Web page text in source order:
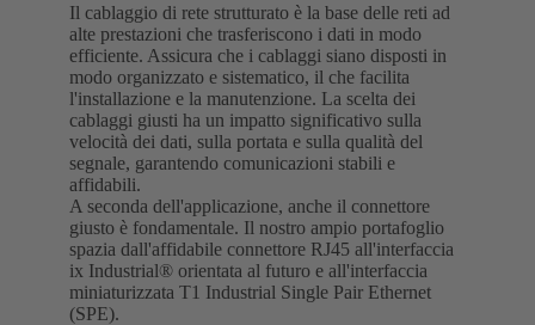
Il cablaggio di rete strutturato è la base delle reti ad
alte prestazioni che trasferiscono i dati in modo
efficiente. Assicura che i cablaggi siano disposti in
modo organizzato e sistematico, il che facilita
l'installazione e la manutenzione. La scelta dei
cablaggi giusti ha un impatto significativo sulla
velocità dei dati, sulla portata e sulla qualità del
segnale, garantendo comunicazioni stabili e
affidabili.
A seconda dell'applicazione, anche il connettore
giusto è fondamentale. Il nostro ampio portafoglio
spazia dall'affidabile connettore RJ45 all'interfaccia
ix Industrial® orientata al futuro e all'interfaccia
miniaturizzata T1 Industrial Single Pair Ethernet
(SPE).